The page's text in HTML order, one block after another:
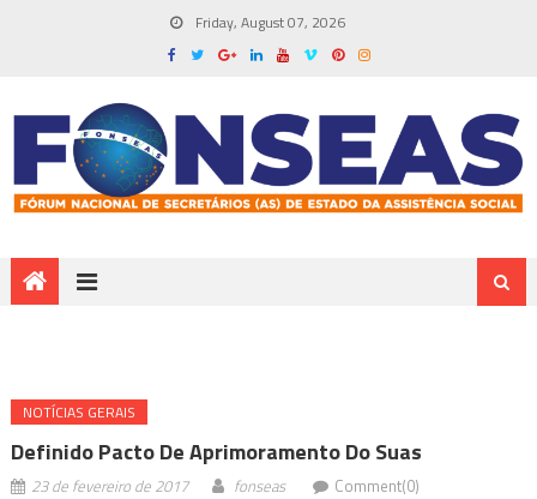
Friday, August 07, 2026
NOTÍ­CIAS GERAIS
Definido Pacto De Aprimoramento Do Suas
23 de fevereiro de 2017 fonseas Comment(0)